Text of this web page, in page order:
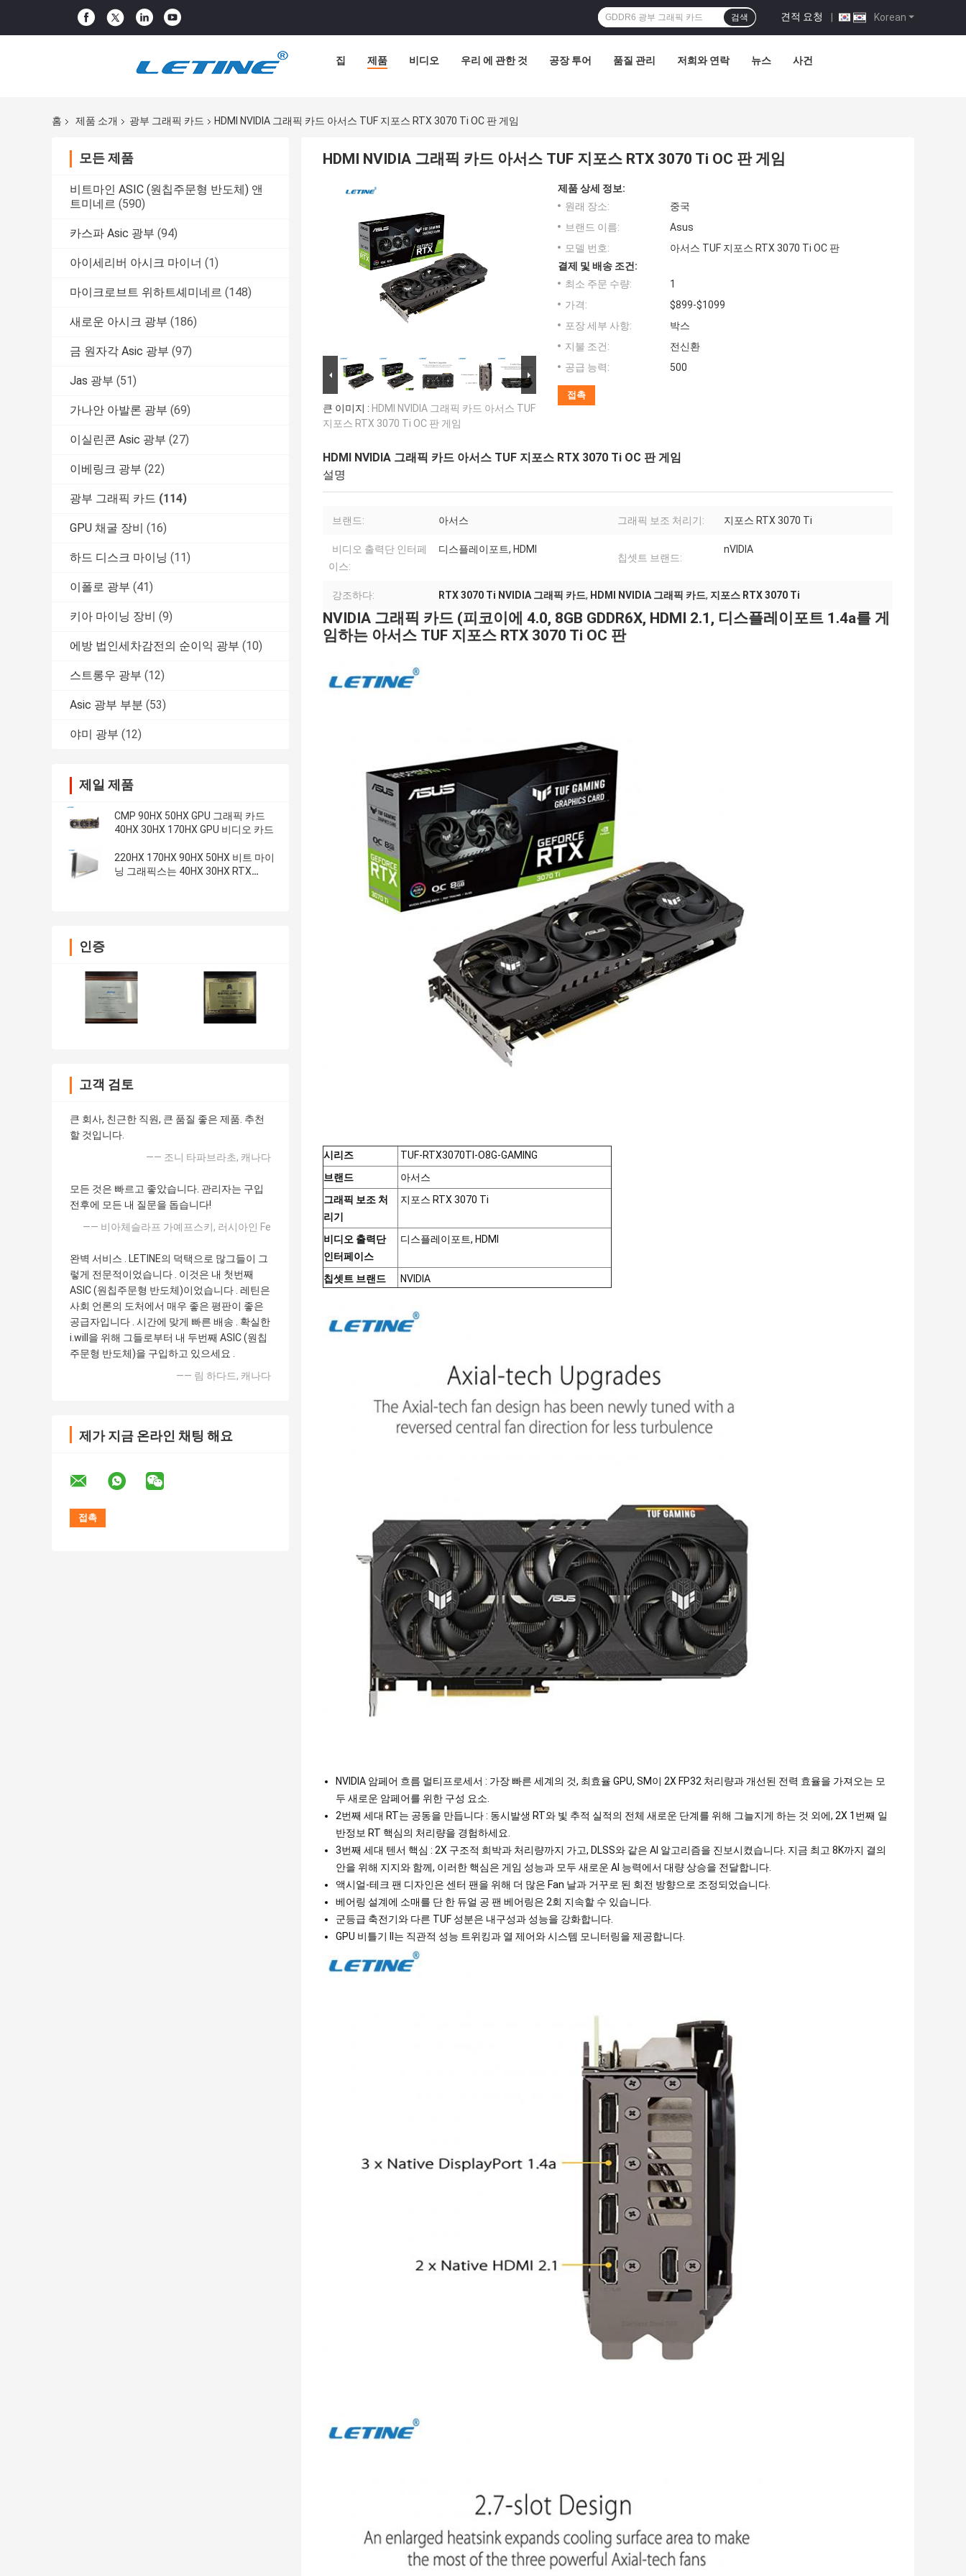
Korean
견적 요청 |
검색
집 제품 비디오 우리 에 관한 것 공장 투어 품질 관리 저희와 연락 뉴스 사건
홈 제품 소개 광부 그래픽 카드 HDMI NVIDIA 그래픽 카드 아서스 TUF 지포스 RTX 3070 Ti OC 판 게임
모든 제품
비트마인 ASIC (원칩주문형 반도체) 앤
트미네르 (590)
카스파 Asic 광부 (94)
아이세리버 아시크 마이너 (1)
마이크로브트 위하트셰미네르 (148)
새로운 아시크 광부 (186)
금 원자각 Asic 광부 (97)
Jas 광부 (51)
가나안 아발론 광부 (69)
이실린콘 Asic 광부 (27)
이베링크 광부 (22)
광부 그래픽 카드 (114)
GPU 채굴 장비 (16)
하드 디스크 마이닝 (11)
이폴로 광부 (41)
키아 마이닝 장비 (9)
에방 법인세차감전의 순이익 광부 (10)
스트롱우 광부 (12)
Asic 광부 부분 (53)
야미 광부 (12)
제일 제품
CMP 90HX 50HX GPU 그래픽 카드
40HX 30HX 170HX GPU 비디오 카드
220HX 170HX 90HX 50HX 비트 마이
닝 그래픽스는 40HX 30HX RTX
인증
고객 검토
큰 회사, 친근한 직원, 큰 품질 좋은 제품. 추천
할 것입니다.
—— 조니 타파브라초, 캐나다
모든 것은 빠르고 좋았습니다. 관리자는 구입
전후에 모든 내 질문을 돕습니다!
—— 비아체슬라프 가예프스키, 러시아인 Fe
완벽 서비스 . LETINE의 덕택으로 많그들이 그
렇게 전문적이었습니다 . 이것은 내 첫번째
ASIC (원칩주문형 반도체)이었습니다 . 레틴은
사회 언론의 도처에서 매우 좋은 평판이 좋은
공급자입니다 . 시간에 맞게 빠른 배송 . 확실한
i.will을 위해 그들로부터 내 두번째 ASIC (원칩
주문형 반도체)을 구입하고 있으세요 .
—— 림 하다드, 캐나다
제가 지금 온라인 채팅 해요
HDMI NVIDIA 그래픽 카드 아서스 TUF 지포스 RTX 3070 Ti OC 판 게임
큰 이미지 : HDMI NVIDIA 그래픽 카드 아서스 TUF
지포스 RTX 3070 Ti OC 판 게임
제품 상세 정보:
원래 장소:
중국
브랜드 이름:
Asus
모델 번호:
아서스 TUF 지포스 RTX 3070 Ti OC 판
결제 및 배송 조건:
최소 주문 수량:
1
가격:
$899-$1099
포장 세부 사항:
박스
지불 조건:
전신환
공급 능력:
500
접촉
HDMI NVIDIA 그래픽 카드 아서스 TUF 지포스 RTX 3070 Ti OC 판 게임
설명
브랜드: 아서스 그래픽 보조 처리기: 지포스 RTX 3070 Ti
비디오 출력단 인터페
이스:
디스플레이포트, HDMI
칩셋트 브랜드:
nVIDIA
강조하다: RTX 3070 Ti NVIDIA 그래픽 카드, HDMI NVIDIA 그래픽 카드, 지포스 RTX 3070 Ti
NVIDIA 그래픽 카드 (피코이에 4.0, 8GB GDDR6X, HDMI 2.1, 디스플레이포트 1.4a를 게
임하는 아서스 TUF 지포스 RTX 3070 Ti OC 판
시리즈
TUF-RTX3070TI-O8G-GAMING
브랜드
아서스
그래픽 보조 처
리기
지포스 RTX 3070 Ti
비디오 출력단
인터페이스
디스플레이포트, HDMI
칩셋트 브랜드 NVIDIA
NVIDIA 암페어 흐름 멀티프로세서 : 가장 빠른 세계의 것, 최효율 GPU, SM이 2X FP32 처리량과 개선된 전력 효율을 가져오는 모
두 새로운 암페어를 위한 구성 요소.
2번째 세대 RT는 공동을 만듭니다 : 동시발생 RT와 빛 추적 실적의 전체 새로운 단계를 위해 그늘지게 하는 것 외에, 2X 1번째 일
반정보 RT 핵심의 처리량을 경험하세요.
3번째 세대 텐서 핵심 : 2X 구조적 희박과 처리량까지 가고, DLSS와 같은 AI 알고리즘을 진보시켰습니다. 지금 최고 8K까지 결의
안을 위해 지지와 함께, 이러한 핵심은 게임 성능과 모두 새로운 AI 능력에서 대량 상승을 전달합니다.
액시얼-테크 팬 디자인은 센터 팬을 위해 더 많은 Fan 날과 거꾸로 된 회전 방향으로 조정되었습니다.
베어링 설계에 소매를 단 한 듀얼 공 팬 베어링은 2회 지속할 수 있습니다.
군등급 축전기와 다른 TUF 성분은 내구성과 성능을 강화합니다.
GPU 비틀기 II는 직관적 성능 트위킹과 열 제어와 시스템 모니터링을 제공합니다.